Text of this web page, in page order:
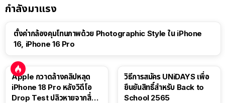
กำลังมาแรง
ตั้งค่ากล้องคุมโทนภาพด้วย Photographic Style ใน iPhone
16, iPhone 16 Pro
Apple กวาดล้างคลิปหลุด
iPhone 18 Pro หลังวิดีโอ
Drop Test ปลิวหายจากสื่อ
วิธีการสมัคร UNiDAYS เพื่อ
ยืนยันสิทธิ์สำหรับ Back to
School 2565